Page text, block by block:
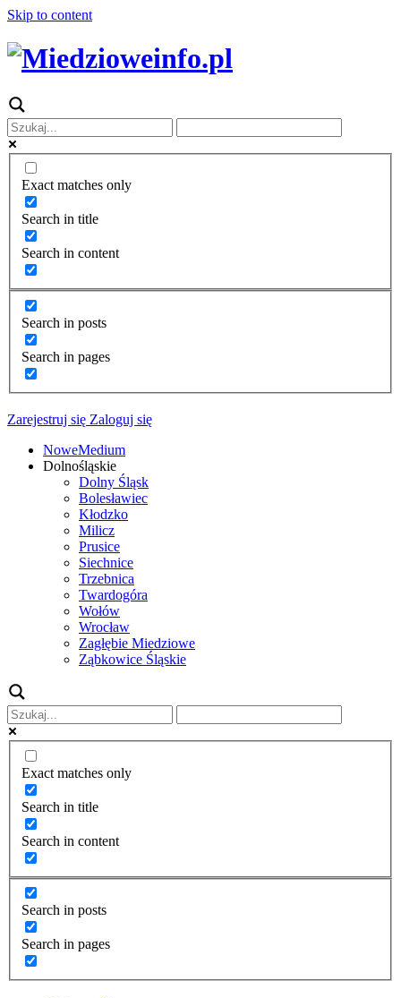
Skip to content
Exact matches only
Search in title
Search in content
Search in posts
Search in pages
Zarejestruj się Zaloguj się
NoweMedium
Dolnośląskie
Dolny Śląsk
Bolesławiec
Kłodzko
Milicz
Prusice
Siechnice
Trzebnica
Twardogóra
Wołów
Wrocław
Zagłębie Miedziowe
Ząbkowice Śląskie
Exact matches only
Search in title
Search in content
Search in posts
Search in pages